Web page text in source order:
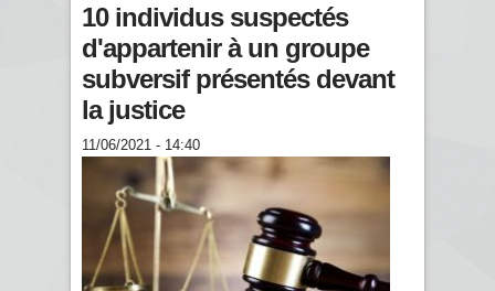
10 individus suspectés
d'appartenir à un groupe
subversif présentés devant
la justice
11/06/2021 - 14:40